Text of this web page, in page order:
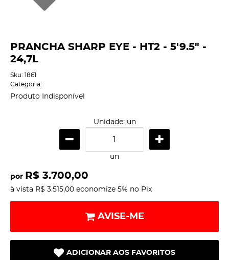
PRANCHA SHARP EYE - HT2 - 5'9.5" -
24,7L
Sku: 1861
Categoria:
Produto Indisponível
Unidade: un
un
por R$ 3.700,00
à vista R$ 3.515,00 economize 5% no Pix
AVISE-ME
ADICIONAR AOS FAVORITOS